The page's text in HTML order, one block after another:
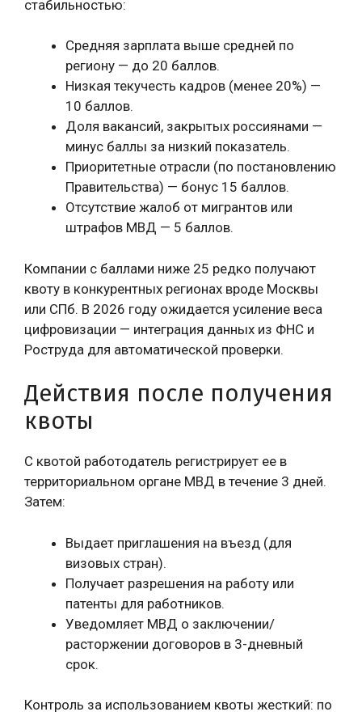
стабильностью:
Средняя зарплата выше средней по
региону — до 20 баллов.
Низкая текучесть кадров (менее 20%) —
10 баллов.
Доля вакансий, закрытых россиянами —
минус баллы за низкий показатель.
Приоритетные отрасли (по постановлению
Правительства) — бонус 15 баллов.
Отсутствие жалоб от мигрантов или
штрафов МВД — 5 баллов.
Компании с баллами ниже 25 редко получают
квоту в конкурентных регионах вроде Москвы
или СПб. В 2026 году ожидается усиление веса
цифровизации — интеграция данных из ФНС и
Роструда для автоматической проверки.
Действия после получения
квоты
С квотой работодатель регистрирует ее в
территориальном органе МВД в течение 3 дней.
Затем:
Выдает приглашения на въезд (для
визовых стран).
Получает разрешения на работу или
патенты для работников.
Уведомляет МВД о заключении/
расторжении договоров в 3-дневный
срок.
Контроль за использованием квоты жесткий: по